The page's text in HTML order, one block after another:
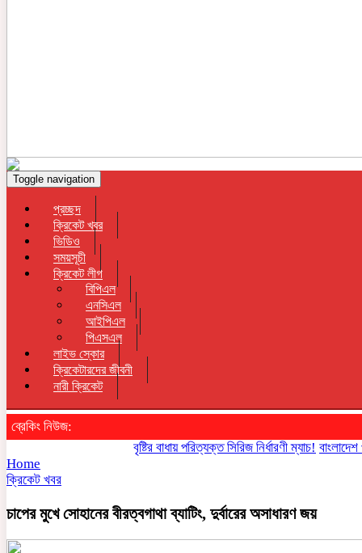
Toggle navigation
প্রচ্ছদ
ক্রিকেট খবর
ভিডিও
সময়সূচী
ক্রিকেট লীগ
বিপিএল
এনসিএল
আইপিএল
পিএসএল
লাইভ স্কোর
ক্রিকেটারদের জীবনী
নারী ক্রিকেট
ব্রেকিং নিউজ:
বৃষ্টির বাধায় পরিত্যক্ত সিরিজ নির্ধারণী ম্যাচ! বাংলাদেশ
Home
ক্রিকেট খবর
চাপের মুখে সোহানের বীরত্বগাথা ব্যাটিং, দুর্বারের অসাধারণ জয়